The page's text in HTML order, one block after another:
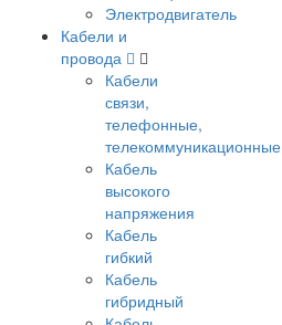
Электродвигатель
Кабели и
провода
Кабели
связи,
телефонные,
телекоммуникационные
Кабель
высокого
напряжения
Кабель
гибкий
Кабель
гибридный